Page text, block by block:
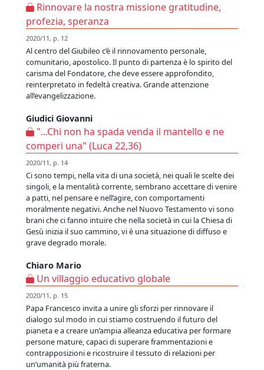
Rinnovare la nostra missione gratitudine,
profezia, speranza
2020/11, p. 12
Al centro del Giubileo c’è il rinnovamento personale,
comunitario, apostolico. Il punto di partenza è lo spirito del
carisma del Fondatore, che deve essere approfondito,
reinterpretato in fedeltà creativa. Grande attenzione
all’evangelizzazione.
Giudici Giovanni
"...Chi non ha spada venda il mantello e ne
comperi una" (Luca 22,36)
2020/11, p. 14
Ci sono tempi, nella vita di una società, nei quali le scelte dei
singoli, e la mentalità corrente, sembrano accettare di venire
a patti, nel pensare e nell’agire, con comportamenti
moralmente negativi. Anche nel Nuovo Testamento vi sono
brani che ci fanno intuire che nella società in cui la Chiesa di
Gesù inizia il suo cammino, vi è una situazione di diffuso e
grave degrado morale.
Chiaro Mario
Un villaggio educativo globale
2020/11, p. 15
Papa Francesco invita a unire gli sforzi per rinnovare il
dialogo sul modo in cui stiamo costruendo il futuro del
pianeta e a creare un’ampia alleanza educativa per formare
persone mature, capaci di superare frammentazioni e
contrapposizioni e ricostruire il tessuto di relazioni per
un’umanità più fraterna.